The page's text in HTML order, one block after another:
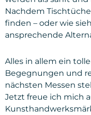
Nachdem
finden – oder wie
ansprechende
Alles in allem ein
Begegnungen und
nächsten Messen
Jetzt freue ich mich